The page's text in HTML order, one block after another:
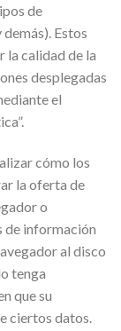
de
Estos
la calidad de la
desplegadas
el
cómo los
la oferta de
o
de información
al disco
tenga
que su
ciertos datos.